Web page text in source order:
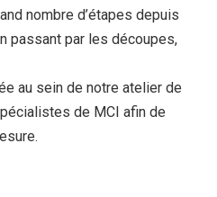
JOINDRE
nombre d’étapes depuis
passant par les découpes,
au sein de notre atelier de
de MCI afin de